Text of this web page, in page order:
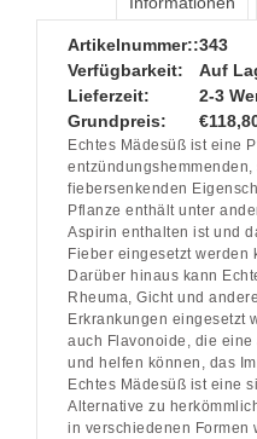
Artikelnummer::343
Verfügbarkeit:
Auf
Lieferzeit:
2-3
Grundpreis:
Echtes Mädesüß ist eine
fiebersenkenden
Pflanze enthält unter
Aspirin enthalten ist und
Fieber eingesetzt werden
Darüber hinaus kann
Rheuma, Gicht und
Erkrankungen eingesetzt
auch Flavonoide, die
und helfen können, das
Echtes Mädesüß ist eine
Alternative zu
in verschiedenen Formen